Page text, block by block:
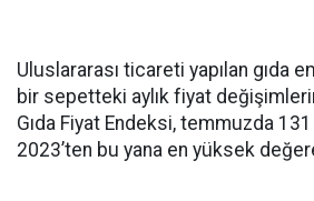
Uluslararası ticareti yapılan gıda
bir sepetteki aylık fiyat
Gıda Fiyat Endeksi, temmuzda
2023’ten bu yana en yüksek